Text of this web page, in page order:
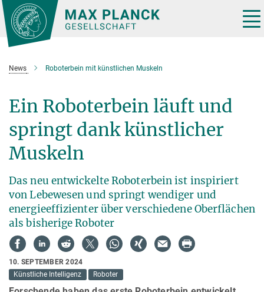
Hauptinhalt
News Roboterbein mit künstlichen Muskeln
Ein Roboterbein läuft und
springt dank künstlicher
Muskeln
Das neu entwickelte Roboterbein ist inspiriert
von Lebewesen und springt wendiger und
energieeffizienter über verschiedene Oberflächen
als bisherige Roboter
10. SEPTEMBER 2024
Künstliche Intelligenz
Roboter